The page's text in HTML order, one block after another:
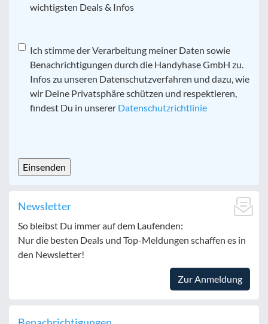
wichtigsten Deals & Infos
Datenschutz*
Ich stimme der Verarbeitung meiner Daten sowie
Benachrichtigungen durch die Handyhase GmbH zu.
Infos zu unseren Datenschutzverfahren und dazu, wie
wir Deine Privatsphäre schützen und respektieren,
findest Du in unserer Datenschutzrichtlinie
Newsletter
So bleibst Du immer auf dem Laufenden:
Nur die besten Deals und Top-Meldungen schaffen es in
den Newsletter!
Zur Anmeldung